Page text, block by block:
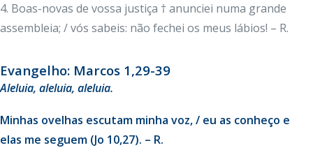
4. Boas-novas de vossa justiça † anunciei numa grande
assembleia; / vós sabeis: não fechei os meus lábios! – R.
Evangelho: Marcos 1,29-39
Aleluia, aleluia, aleluia.
Minhas ovelhas escutam minha voz, / eu as conheço e
elas me seguem (Jo 10,27). – R.